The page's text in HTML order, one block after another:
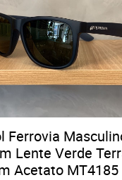
Ferrovia
Lente Verde
Acetato MT4185